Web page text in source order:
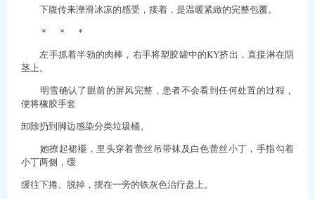
下腹传来溼滑冰凉的感受，接着，是温暖紧緻的完整包覆。
＊ ＊ ＊
左手抓着半勃的肉棒，右手将塑胶罐中的KY挤出，直接淋在阴
茎上。
明雪确认了眼前的屏风完整，患者不会看到任何处置的过程，
便将橡胶手套
卸除扔到脚边感染分类垃圾桶。
她撩起裙襬，里头穿着蕾丝吊带袜及白色蕾丝小丁，手指勾着
小丁两侧，缓
缓往下捲、脱掉，摆在一旁的铁灰色治疗盘上。